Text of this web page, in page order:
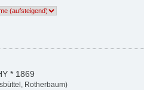
* 1869
Rotherbaum)